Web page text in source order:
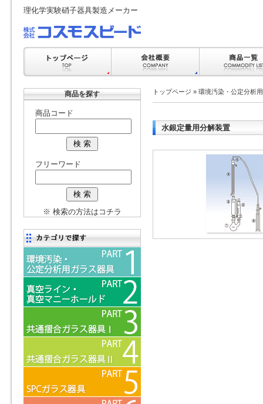
理化学実験硝子器具製造メーカー
商品を探す
商品コード
フリーワード
※ 検索の方法はコチラ
トップページ » 環境汚染・公定分析
水銀定量用分解装置